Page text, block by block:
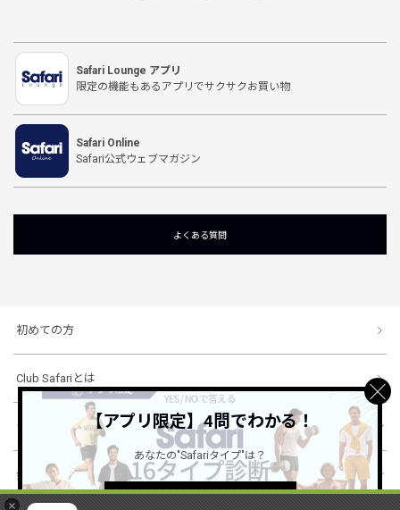
×
Safari Lounge アプリ
限定の機能もあるアプリでサクサクお買い物
Safari Online
Safari公式ウェブマガジン
よくある質問
初めての方
Club Safariとは
ショッピングガイド
会社概要・規約
【アプリ限定】4問でわかる！
あなたの"Safariタイプ"は？
詳しくはこちら ＞